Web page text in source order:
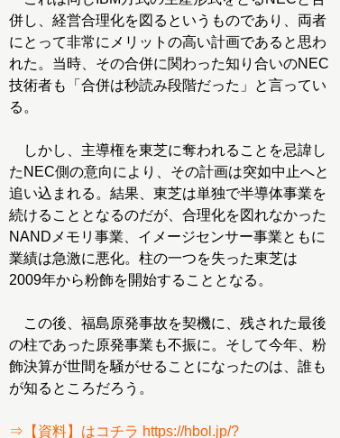
併し、経営合理化を図るというものであり、両者
にとって非常にメリットの高い計画であると思わ
れた。当時、その合併に関わった知り合いのNEC
技術者も「合併は秒読み段階だった」と言ってい
る。
しかし、主導権を東芝に奪われることを忌諱し
たNEC側の意向により、その計画は突如中止へと
追い込まれる。結果、東芝は単独で半導体事業を
続けることとなるのだが、合理化を図れなかった
NANDメモリ事業、イメージセンサー事業ともに
業績は急激に悪化。柱の一つを失った東芝は
2009年から粉飾を開始することとなる。
この後、福島原発事故を契機に、残された最後
の柱であった原発事業も不振に。そして今年、粉
飾決算が世間を騒がせることになったのは、誰も
が知るところだろう。
⇒【資料】はコチラ https://hbol.jp/?